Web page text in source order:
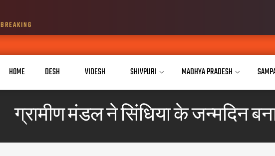
BREAKING
HOME DESH VIDESH SHIVPURI MADHYA PRADESH
ग्रामीण मंडल ने सिंधिया के जन्मदिन